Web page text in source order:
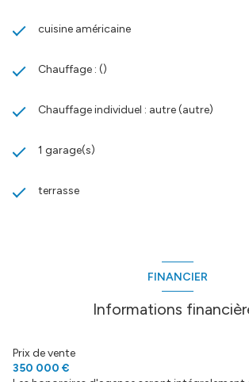
cuisine américaine
Chauffage : ()
Chauffage individuel : autre (autre)
1 garage(s)
terrasse
FINANCIER
Informations
Prix de vente
350 000 €